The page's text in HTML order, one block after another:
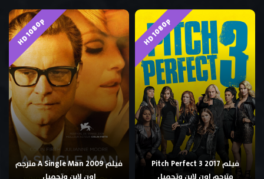
HD 1080p
فيلم Pitch Perfect 3 2017
HD 1080p
فيلم A Single Man 2009 مترجم